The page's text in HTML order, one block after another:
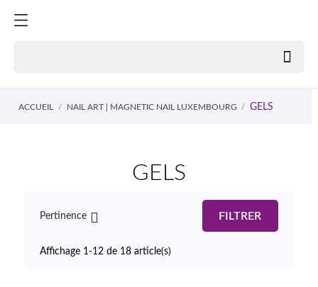

ACCUEIL NAIL ART | MAGNETIC NAIL LUXEMBOURG GELS
GELS
Pertinence  FILTRER
Affichage 1-12 de 18 article(s)